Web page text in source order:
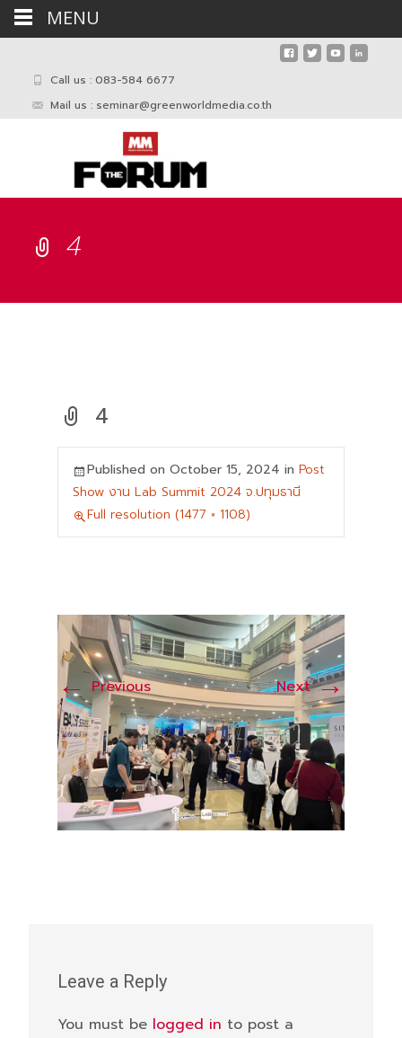
Call us : 083-584 6677
Mail us : seminar@greenworldmedia.co.th
4
4
Published on October 15, 2024 in Post
Show งาน Lab Summit 2024 จ.ปทุมธานี
Full resolution (1477 × 1108)
← Previous Next→
Leave a Reply
You must be logged in to post a
MENU